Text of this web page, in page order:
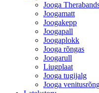
Jooga
Joogamatt
Joogakepp
Joogapall
Joogaplokk
Jooga rõngas
Joogarull
Liugplaat
Jooga tugijalg
Jooga